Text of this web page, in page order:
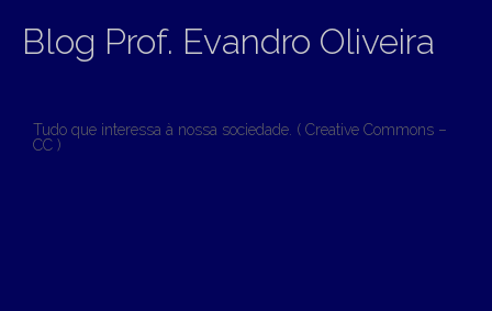
Blog Prof. Evandro Oliveira
Tudo que interessa à nossa sociedade. ( Creative Commons –
CC )